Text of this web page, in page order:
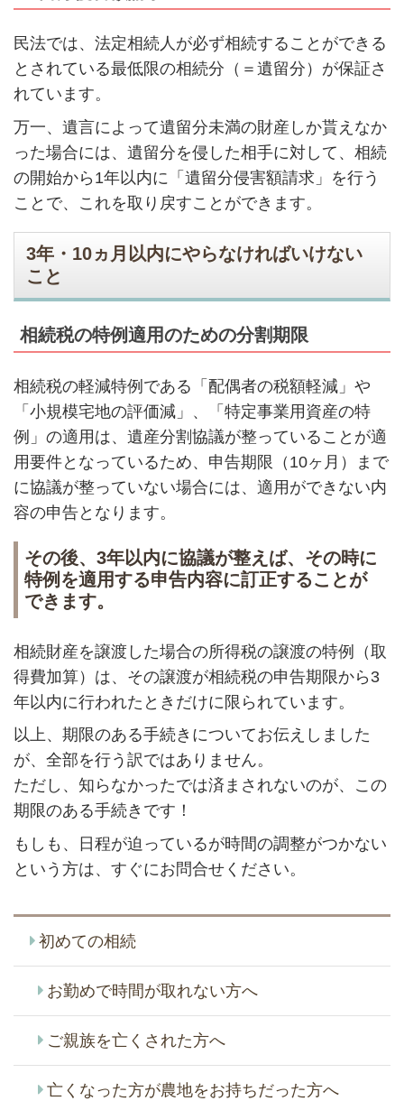
民法では、法定相続人が必ず相続することができる
とされている最低限の相続分（＝遺留分）が保証さ
れています。
万一、遺言によって遺留分未満の財産しか貰えなか
った場合には、遺留分を侵した相手に対して、相続
の開始から1年以内に「遺留分侵害額請求」を行う
ことで、これを取り戻すことができます。
3年・10ヵ月以内にやらなければいけない
こと
相続税の特例適用のための分割期限
相続税の軽減特例である「配偶者の税額軽減」や
「小規模宅地の評価減」、「特定事業用資産の特
例」の適用は、遺産分割協議が整っていることが適
用要件となっているため、申告期限（10ヶ月）まで
に協議が整っていない場合には、適用ができない内
容の申告となります。
その後、3年以内に協議が整えば、その時に
特例を適用する申告内容に訂正することが
できます。
相続財産を譲渡した場合の所得税の譲渡の特例（取
得費加算）は、その譲渡が相続税の申告期限から3
年以内に行われたときだけに限られています。
以上、期限のある手続きについてお伝えしました
が、全部を行う訳ではありません。
ただし、知らなかったでは済まされないのが、この
期限のある手続きです！
もしも、日程が迫っているが時間の調整がつかない
という方は、すぐにお問合せください。
初めての相続
お勤めで時間が取れない方へ
ご親族を亡くされた方へ
亡くなった方が農地をお持ちだった方へ